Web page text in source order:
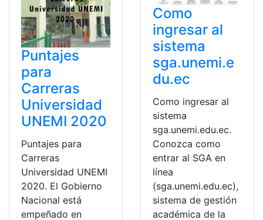
Puntajes
para
Carreras
Universidad
UNEMI 2020
Puntajes para
Carreras
Universidad UNEMI
2020. El Gobierno
Nacional está
empeñado en
Como
ingresar al
sistema
sga.unemi.e
du.ec
Como ingresar al
sistema
sga.unemi.edu.ec.
Conozca como
entrar al SGA en
línea
(sga.unemi.edu.ec),
sistema de gestión
académica de la